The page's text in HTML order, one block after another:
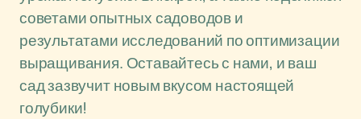
советами опытных садоводов и
результатами исследований по оптимизации
выращивания. Оставайтесь с нами, и ваш
сад зазвучит новым вкусом настоящей
голубики!